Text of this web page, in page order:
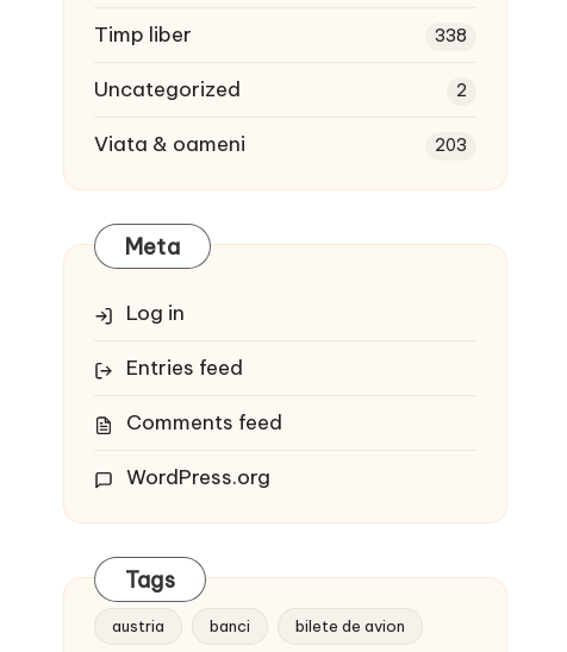
Timp liber 338
Uncategorized 2
Viata & oameni 203
Meta
Log in
Entries feed
Comments feed
WordPress.org
Tags
austria banci bilete de avion